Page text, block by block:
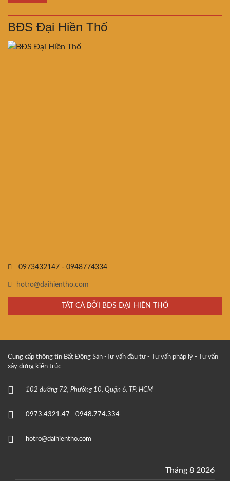
BĐS Đại Hiền Thổ
0973432147 - 0948774334
hotro@daihientho.com
TẤT CẢ BỞI BĐS ĐẠI HIỀN THỔ
Cung cấp thông tin Bất Động Sản -Tư vấn đầu tư - Tư vấn pháp lý - Tư vấn
xây dựng kiến trúc
102 đường 72, Phường 10, Quận 6, TP. HCM
0973.4321.47 - 0948.774.334
hotro@daihientho.com
Tháng 8 2026